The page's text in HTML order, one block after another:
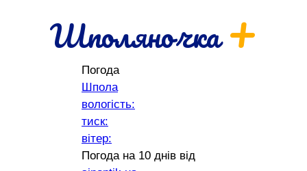
Шполяночка+
Погода
Шпола
вологість:
тиск:
вітер:
Погода на 10 днів від